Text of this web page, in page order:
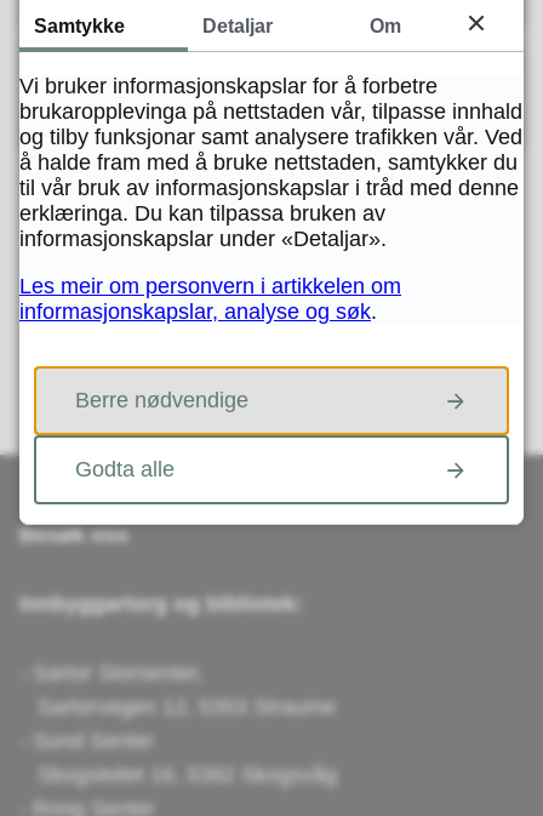
Kontakt oss
Besøk oss
Innbyggartorg og bibliotek:
- Sartor Storsenter,
Sartorvegen 12, 5353 Straume
- Sund Senter
Skogsleitet 16, 5382 Skogsvåg
- Rong Senter
Samtykke Detaljar Om
Vi bruker informasjonskapslar for å forbetre
brukaropplevinga på nettstaden vår, tilpasse innhald
og tilby funksjonar samt analysere trafikken vår. Ved
å halde fram med å bruke nettstaden, samtykker du
til vår bruk av informasjonskapslar i tråd med denne
erklæringa. Du kan tilpassa bruken av
informasjonskapslar under «Detaljar».
Les meir om personvern i artikkelen om
informasjonskapslar, analyse og søk.
Berre nødvendige
Godta alle